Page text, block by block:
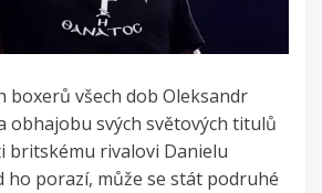
boxerů všech dob Oleksandr
obhajobu svých světových titulů
britskému rivalovi Danielu
ho porazí, může se stát podruhé